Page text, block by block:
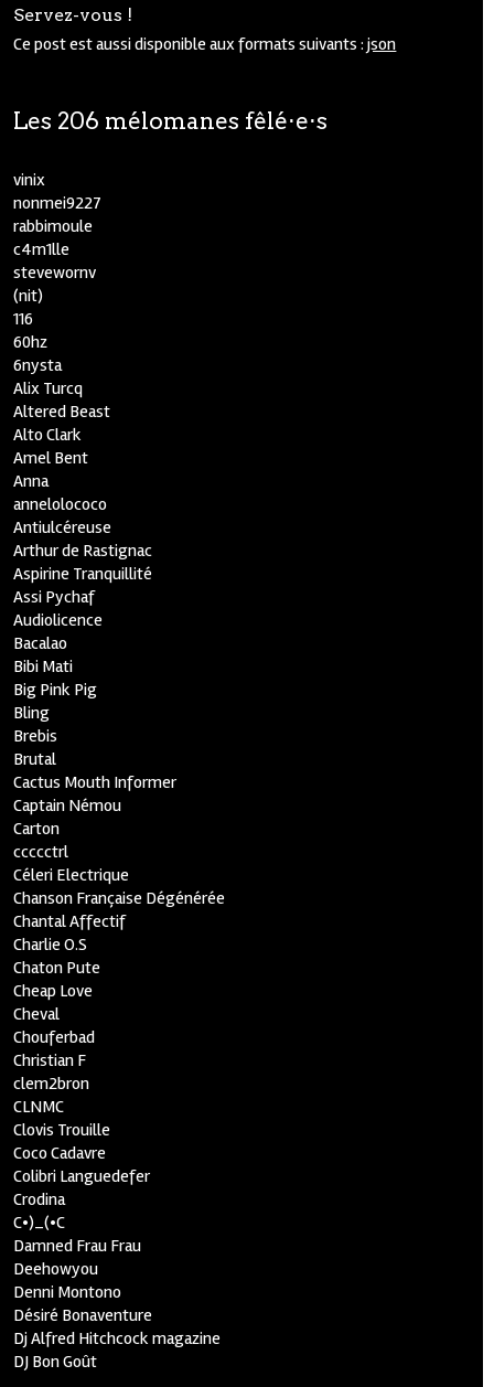
Servez-vous !
Ce post est aussi disponible aux formats suivants :json
Les 206 mélomanes fêlé⋅e⋅s
vinix
nonmei9227
rabbimoule
c4m1lle
stevewornv
(nit)
116
60hz
6nysta
Alix Turcq
Altered Beast
Alto Clark
Amel Bent
Anna
annelolococo
Antiulcéreuse
Arthur de Rastignac
Aspirine Tranquillité
Assi Pychaf
Audiolicence
Bacalao
Bibi Mati
Big Pink Pig
Bling
Brebis
Brutal
Cactus Mouth Informer
Captain Némou
Carton
ccccctrl
Céleri Electrique
Chanson Française Dégénérée
Chantal Affectif
Charlie O.S
Chaton Pute
Cheap Love
Cheval
Chouferbad
Christian F
clem2bron
CLNMC
Clovis Trouille
Coco Cadavre
Colibri Languedefer
Crodina
C•)_(•C
Damned Frau Frau
Deehowyou
Denni Montono
Désiré Bonaventure
Dj Alfred Hitchcock magazine
DJ Bon Goût